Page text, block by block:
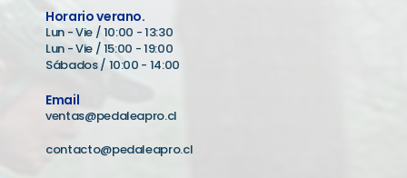
Horario verano.
Lun - Vie / 10:00 - 13:30
Lun - Vie / 15:00 - 19:00
Sábados / 10:00 - 14:00
Email
ventas@pedaleapro.cl
contacto@pedaleapro.cl